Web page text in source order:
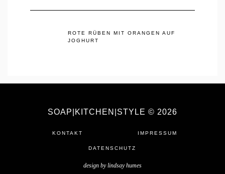
ROTE RÜBEN MIT ORANGEN AUF
JOGHURT
SOAP|KITCHEN|STYLE © 2026
KONTAKT IMPRESSUM
DATENSCHUTZ
design bylindsay humes